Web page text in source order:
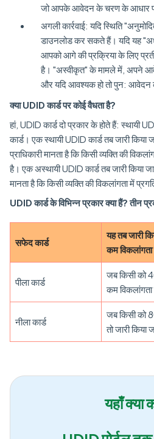
जो आपके आवेदन के चरण के आधार
अगली कार्रवाई: यदि स्थिति
डाउनलोड कर सकते हैं। यदि यह
आपको आगे की प्रक्रिया के लिए
है। "अस्वीकृत" के मामले में, अपने
और यदि आवश्यक हो तो पुन: आवेदन
क्या UDID कार्ड पर कोई वैधता है?
हां, UDID कार्ड दो प्रकार के होते हैं: स्थायी
कार्ड। एक स्थायी UDID कार्ड तब जारी किया
प्राधिकारी मानता है कि किसी व्यक्ति की
है। एक अस्थायी UDID कार्ड तब जारी किया
मानता है कि किसी व्यक्ति की विकलांगता में
UDID कार्ड के विभिन्न प्रकार क्या हैं? तीन
सफेद कार्ड
यह तब जारी
कम विकलांगता
पीला कार्ड
जब किसी
कम विकलांगता
नीला कार्ड
जब किसी को
तो जारी किया
यहाँ क्या